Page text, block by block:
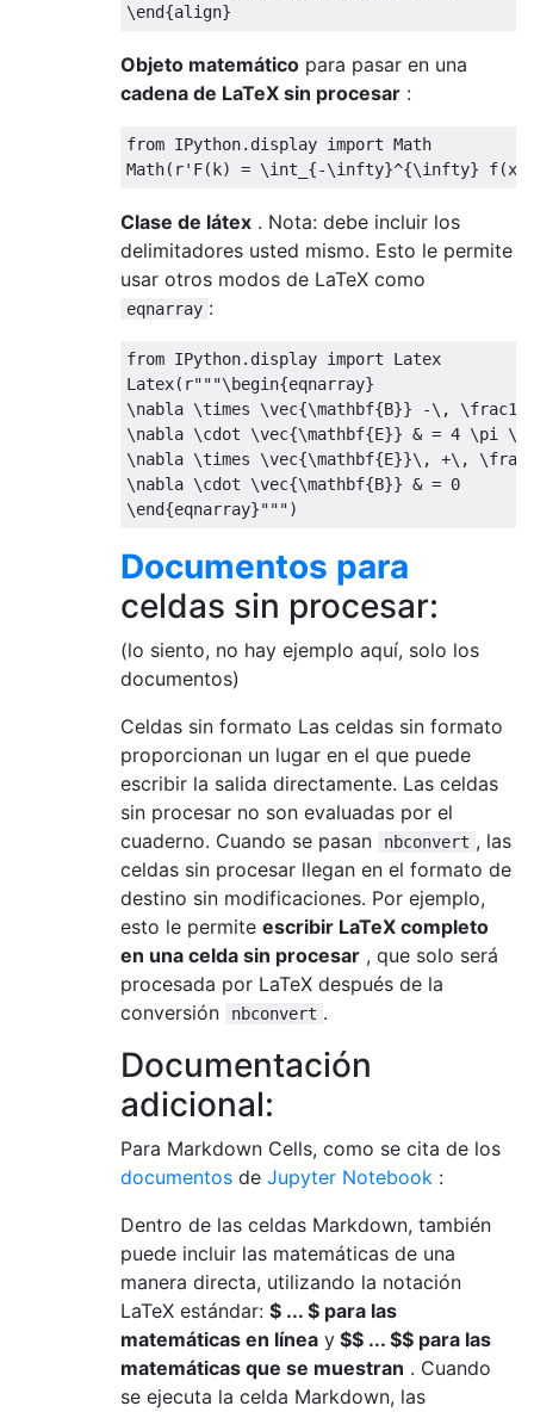
\end{align}
Objeto matemático para pasar en una
cadena de LaTeX sin procesar :
from IPython.display import Math
Math( r'F( k) = \int {-\infty}^{\infty} f(x
Clase de látex . Nota: debe incluir los
delimitadores usted mismo. Esto le permite
usar otros modos de LaTeX como
eqnarray :
from IPython.display import Latex
Latex( r"""\begin{eqnarray}
\nabla \times \vec{\mathbf{B}} -\, \frac1c
\nabla \cdot \vec{\mathbf{E}} & = 4 \pi
\nabla \times \vec{\mathbf{E}}\, +\, \frac
\nabla \cdot \vec{\mathbf{B}} & =
\end{eqnarray}""")
Documentos para
celdas sin procesar:
(lo siento, no hay ejemplo aquí, solo los
documentos)
Celdas sin formato Las celdas sin formato
proporcionan un lugar en el que puede
escribir la salida directamente. Las celdas
sin procesar no son evaluadas por el
cuaderno. Cuando se pasan
nbconvert , las
celdas sin procesar llegan en el formato de
destino sin modificaciones. Por ejemplo,
esto le permite escribir LaTeX completo
en una celda sin procesar , que solo será
procesada por LaTeX después de la
conversión
nbconvert .
Documentación
adicional:
Para Markdown Cells, como se cita de los
documentos de Jupyter Notebook :
Dentro de las celdas Markdown, también
puede incluir las matemáticas de una
manera directa, utilizando la notación
LaTeX estándar: $ ... $ para las
matemáticas en línea y $$ ... $$ para las
matemáticas que se muestran . Cuando
se ejecuta la celda Markdown, las